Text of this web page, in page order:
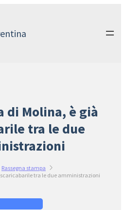
di Molina, è già
tra le due
Rassegna stampa
scaricabarile tra le due amministrazioni